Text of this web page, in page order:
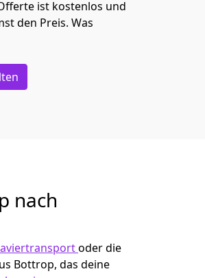
ist kostenlos und
den Preis. Was
nach
oder die
Bottrop, das deine